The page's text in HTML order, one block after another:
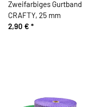
Zweifarbiges Gurtband
CRAFTY, 25 mm
2,90 € *